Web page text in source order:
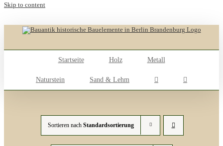
Skip to content
Startseite Holz Metall
Naturstein Sand & Lehm
Sortieren nach Standardsortierung